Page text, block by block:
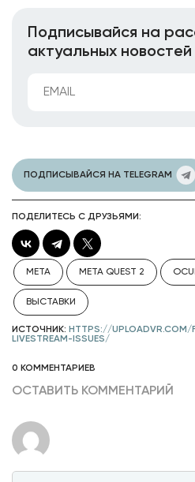
Подписывайся на
актуальных новостей
ПОДПИСЫВАЙСЯ НА TELEGRAM
ПОДЕЛИТЕСЬ С ДРУЗЬЯМИ:
META META QUEST 2
ВЫСТАВКИ
ИСТОЧНИК: HTTPS://UPLOADVR.COM/
LIVESTREAM-ISSUES/
0 КОММЕНТАРИЕВ
ОСТАВИТЬ КОММЕНТАРИЙ